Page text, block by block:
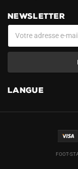
NEWSLETTER
LANGUE
FOOT-